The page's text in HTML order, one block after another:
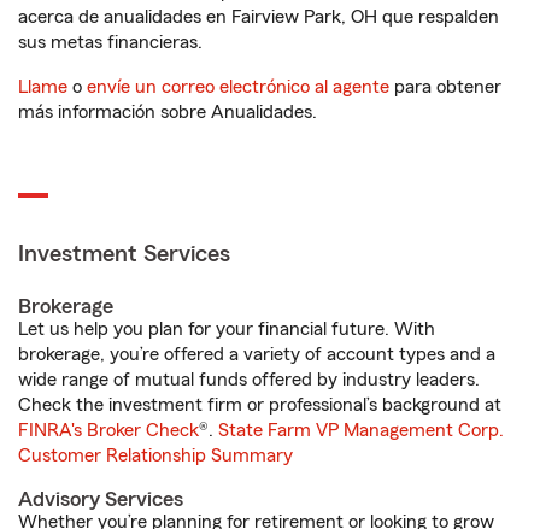
acerca de anualidades en Fairview Park, OH que respalden
sus metas financieras.
Llame o envíe un correo electrónico al agente para obtener
más información sobre Anualidades.
Investment Services
Brokerage
Let us help you plan for your financial future. With
brokerage, you’re offered a variety of account types and a
wide range of mutual funds offered by industry leaders.
Check the investment firm or professional’s background at
FINRA's Broker Check®. State Farm VP Management Corp.
Customer Relationship Summary
Advisory Services
Whether you’re planning for retirement or looking to grow